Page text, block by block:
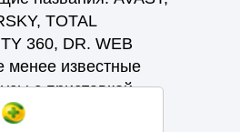
TOTAL
360, DR. WEB
менее известные
с приставкой